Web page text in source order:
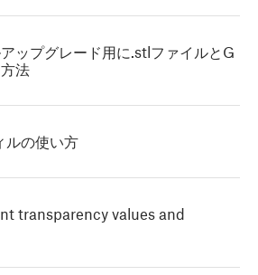
ップグレード用に.stlファイルとG
法
ルの使い方
transparency values and